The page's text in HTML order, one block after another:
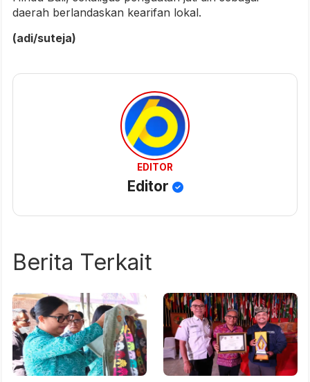
daerah berlandaskan kearifan lokal.
(adi/suteja)
EDITOR
Editor
Berita Terkait